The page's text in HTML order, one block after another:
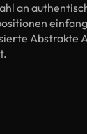
an
Abstrakte